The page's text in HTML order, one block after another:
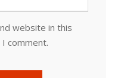
website in this
comment.